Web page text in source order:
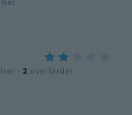
· 2 overførsler